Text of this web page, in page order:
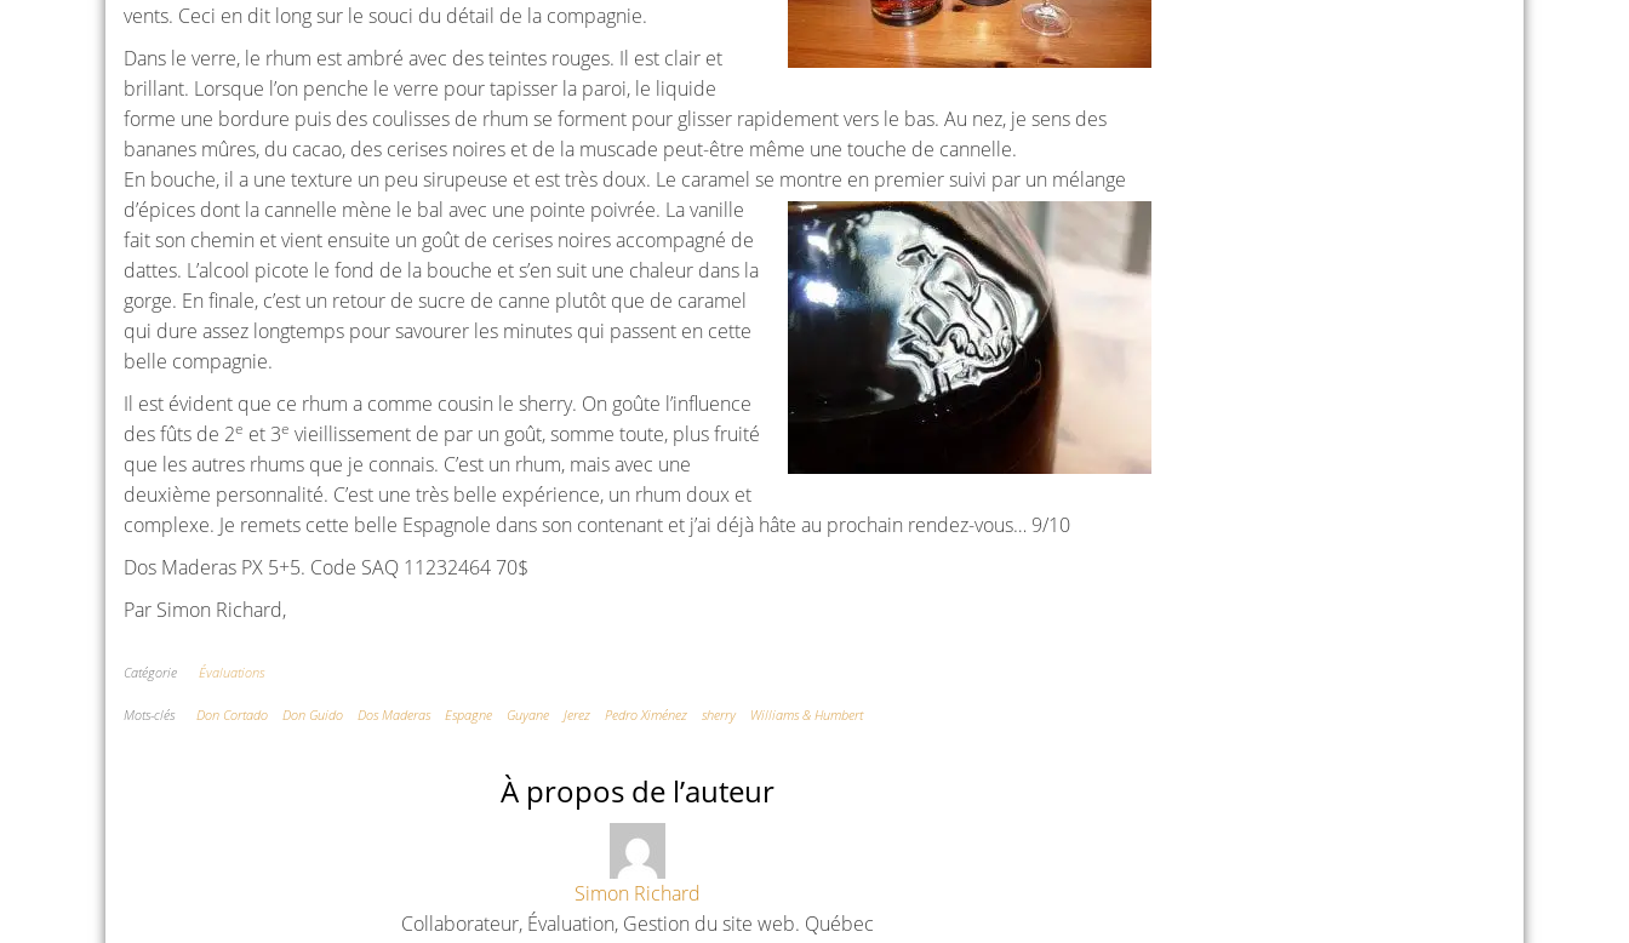
vents. Ceci en dit long sur le souci du détail de la compagnie.
Dans le verre, le rhum est ambré avec des teintes rouges. Il est clair et
brillant. Lorsque l’on penche le verre pour tapisser la paroi, le liquide
forme une bordure puis des coulisses de rhum se forment pour glisser rapidement vers le bas. Au nez, je sens des
bananes mûres, du cacao, des cerises noires et de la muscade peut-être même une touche de cannelle.
En bouche, il a une texture un peu sirupeuse et est très doux. Le caramel se montre en premier suivi par un mélange
d’épices dont la cannelle mène le bal avec une pointe poivrée. La vanille
fait son chemin et vient ensuite un goût de cerises noires accompagné de
dattes. L’alcool picote le fond de la bouche et s’en suit une chaleur dans la
gorge. En finale, c’est un retour de sucre de canne plutôt que de caramel
qui dure assez longtemps pour savourer les minutes qui passent en cette
belle compagnie.
Il est évident que ce rhum a comme cousin le sherry. On goûte l’influence
des fûts de 2e et 3e vieillissement de par un goût, somme toute, plus fruité
que les autres rhums que je connais. C’est un rhum, mais avec une
deuxième personnalité. C’est une très belle expérience, un rhum doux et
complexe. Je remets cette belle Espagnole dans son contenant et j’ai déjà hâte au prochain rendez-vous… 9/10
Dos Maderas PX 5+5. Code SAQ 11232464 70$
Par Simon Richard,
Catégorie Évaluations
Mots-clés Don Cortado Don Guido Dos Maderas Espagne Guyane Jerez Pedro Ximénez sherry Williams & Humbert
À propos de l’auteur
Simon Richard
Collaborateur, Évaluation, Gestion du site web. Québec